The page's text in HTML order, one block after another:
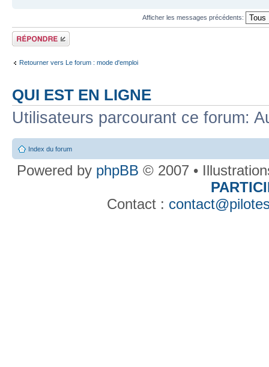
Afficher les messages précédents:
Répondre
Retourner vers Le forum : mode d'emploi
QUI EST EN LIGNE
Utilisateurs parcourant ce forum:
Index du forum
Powered by phpBB © 2007 •
Contact :